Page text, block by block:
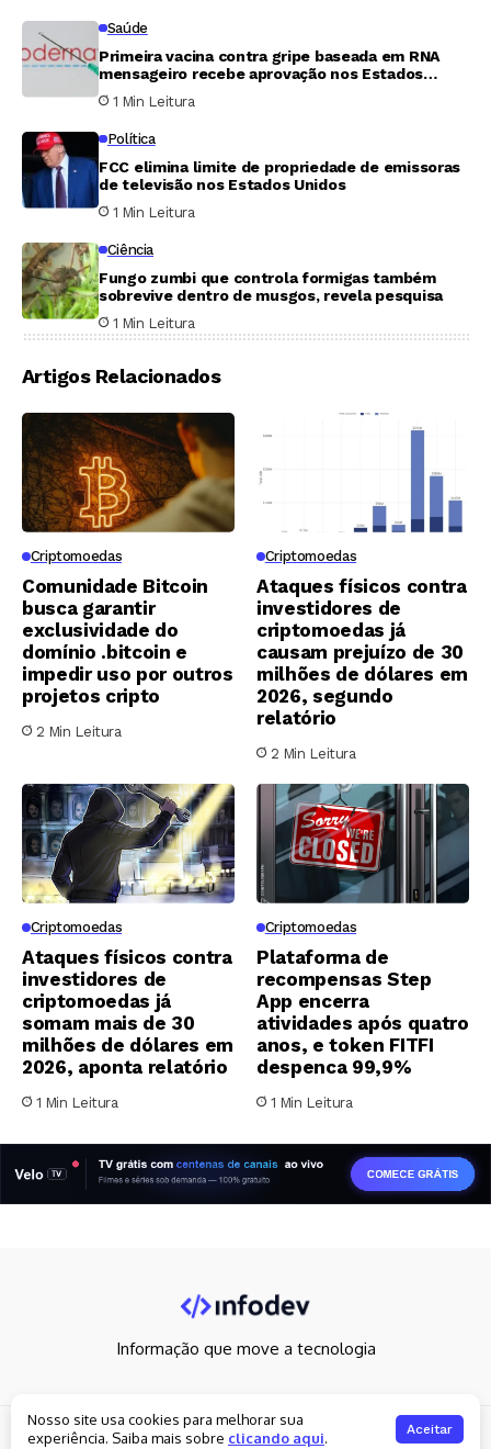
Saúde
Primeira vacina contra gripe baseada em RNA
mensageiro recebe aprovação nos Estados
Unidos
1 Min Leitura
Política
FCC elimina limite de propriedade de emissoras
de televisão nos Estados Unidos
1 Min Leitura
Ciência
Fungo zumbi que controla formigas também
sobrevive dentro de musgos, revela pesquisa
1 Min Leitura
Artigos Relacionados
Criptomoedas
Comunidade Bitcoin
busca garantir
exclusividade do
domínio .bitcoin e
impedir uso por outros
projetos cripto
2 Min Leitura
Criptomoedas
Ataques físicos contra
investidores de
criptomoedas já
causam prejuízo de 30
milhões de dólares em
2026, segundo
relatório
2 Min Leitura
Criptomoedas
Ataques físicos contra
investidores de
criptomoedas já
somam mais de 30
milhões de dólares em
2026, aponta relatório
1 Min Leitura
Criptomoedas
Plataforma de
recompensas Step
App encerra
atividades após quatro
anos, e token FITFI
despenca 99,9%
1 Min Leitura
Informação que move a tecnologia
Copyright 2026. All rights reserved
Nosso site usa cookies para melhorar sua
experiência. Saiba mais sobre clicando aqui. Aceitar